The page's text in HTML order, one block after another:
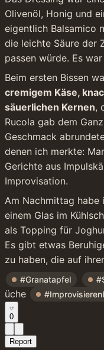
Olivenöl, Honig und
eigentlich Balsamico
die leichte Säure der
passen würde. Es
cremigem Käse,
säuerlichen Kernen,
Rucola gab dem
Geschmack
denen ich merkte:
Gerichte aus
Improvisation.
Am Nachmittag habe
einem Glas im
als Topping für
Es gibt etwas
zu haben, die auf
#Granatapfel
üche
0
Report